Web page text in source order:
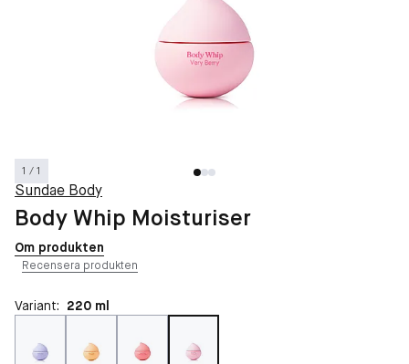
1 / 1
Sundae Body
Body Whip Moisturiser
Om produkten
Recensera produkten
Variant: 220 ml